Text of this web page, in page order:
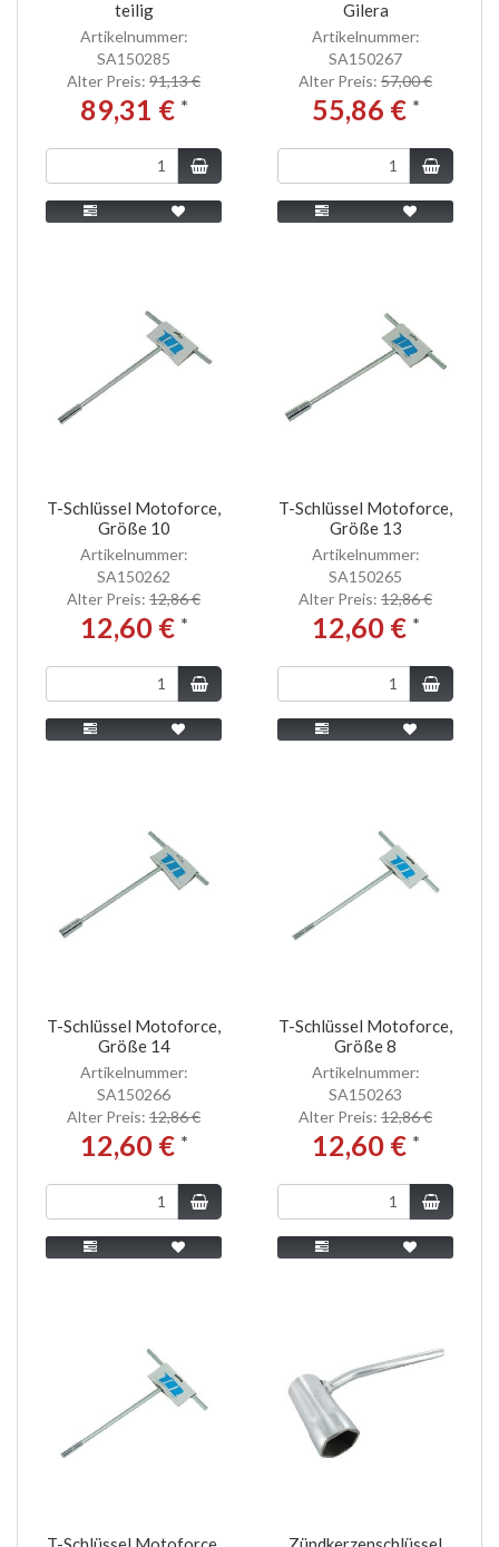
teilig
Artikelnummer:
SA150285
Alter Preis: 91,13 €
89,31 € *
Gilera
Artikelnummer:
SA150267
Alter Preis: 57,00 €
55,86 € *
T-Schlüssel Motoforce,
Größe 10
Artikelnummer:
SA150262
Alter Preis: 12,86 €
12,60 € *
T-Schlüssel Motoforce,
Größe 13
Artikelnummer:
SA150265
Alter Preis: 12,86 €
12,60 € *
T-Schlüssel Motoforce,
Größe 14
Artikelnummer:
SA150266
Alter Preis: 12,86 €
12,60 € *
T-Schlüssel Motoforce,
Größe 8
Artikelnummer:
SA150263
Alter Preis: 12,86 €
12,60 € *